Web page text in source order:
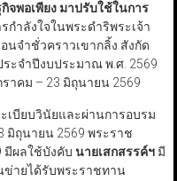
พอเพียง มาปรับใช้ในการ
กำลังใจในพระดำริพระเจ้า
นจำชั่วคราวเขากลิ้ง สังกัด
ระจำปีงบประมาณ พ.ศ. 2569
าคม – 23 มิถุนายน 2569
เบียบวินัยและผ่านการอบรม
มิถุนายน 2569 พระราช
มีผลใช้บังคับ นายเสกสรรค์ฯมี
ข่ายได้รับพระราชทาน